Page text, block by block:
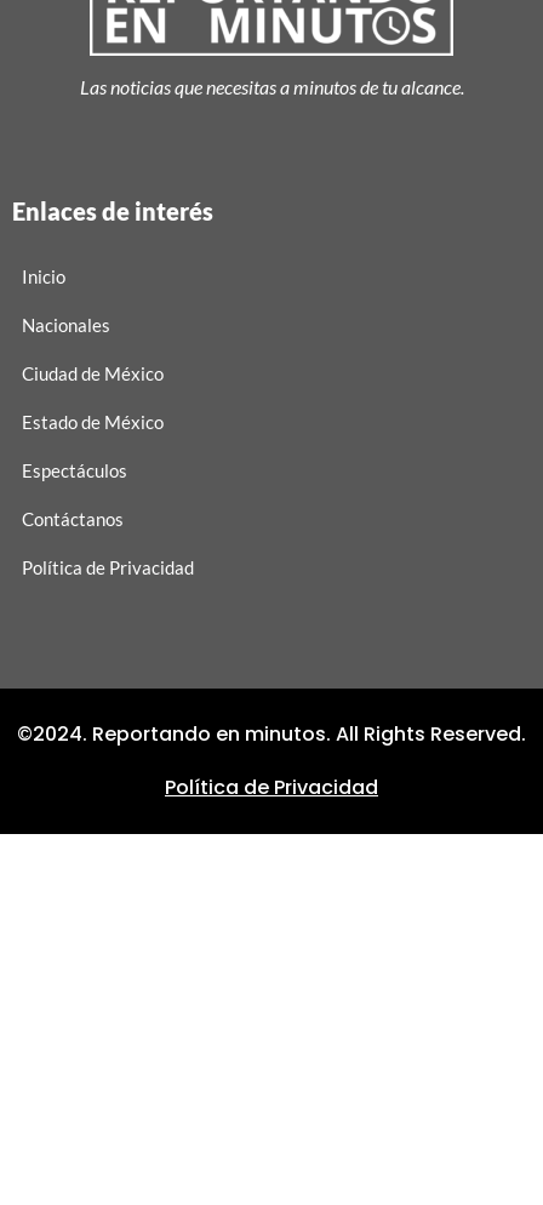
Las noticias que necesitas a minutos de tu alcance.
Enlaces de interés
Inicio
Nacionales
Ciudad de México
Estado de México
Espectáculos
Contáctanos
Política de Privacidad
©2024. Reportando en minutos. All Rights Reserved.
Política de Privacidad